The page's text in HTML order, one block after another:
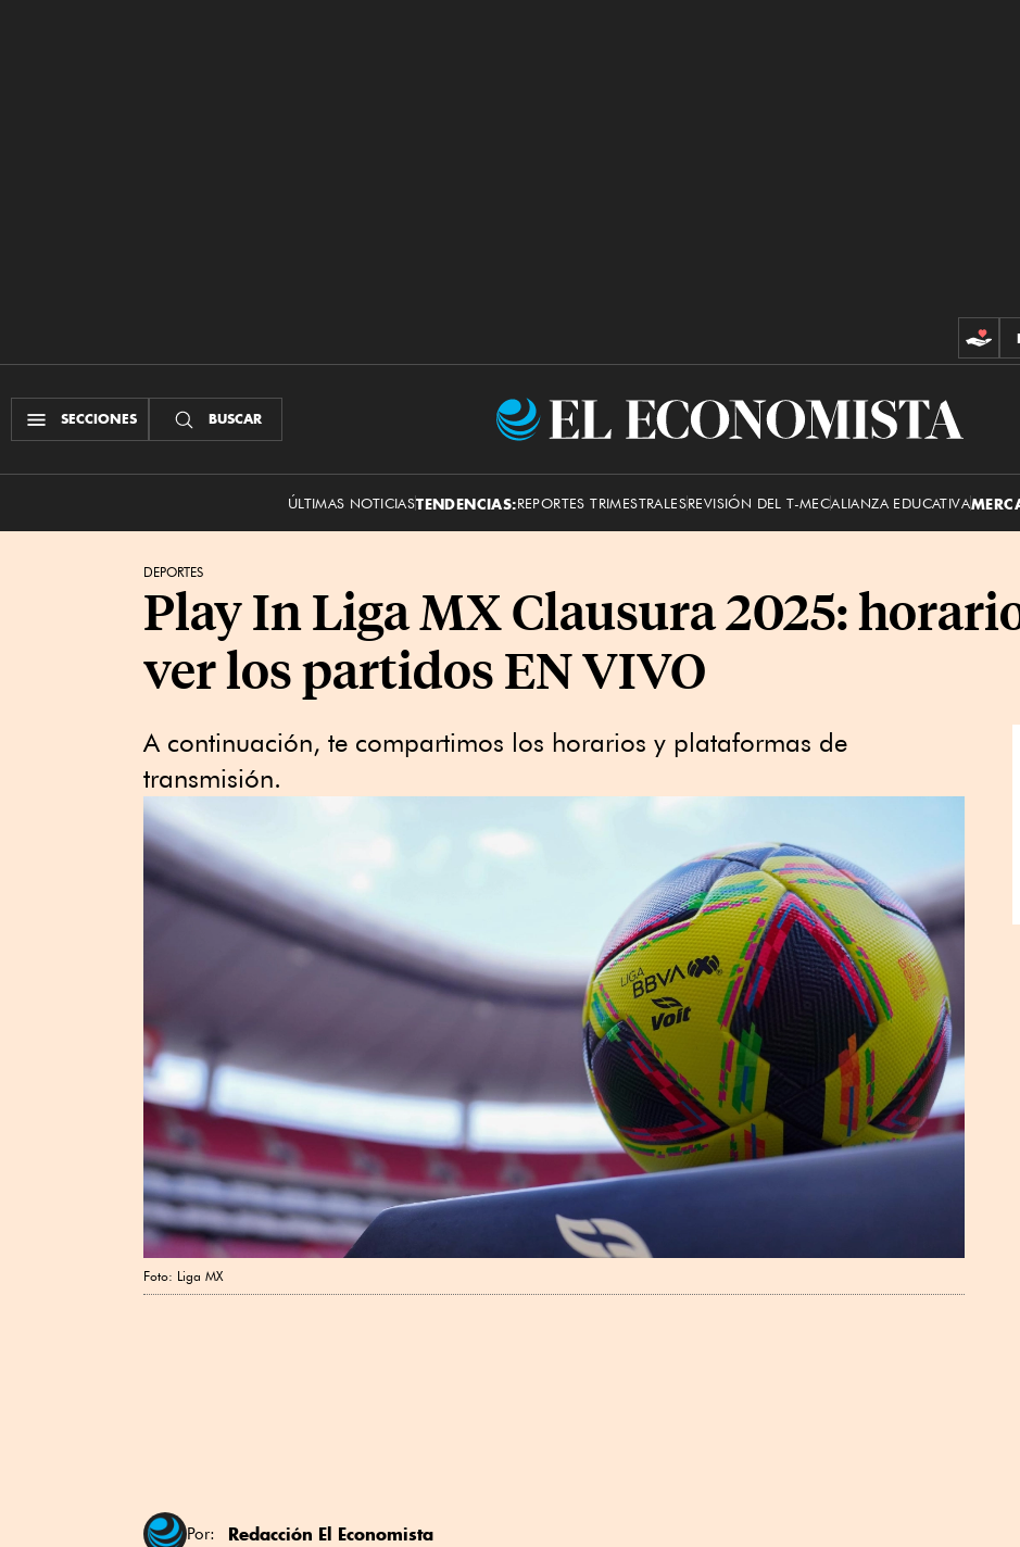
SECCIONES BUSCAR
El
ÚLTIMAS NOTICIASTENDENCIAS:REPORTES TRIMESTRALESREVISIÓN DEL T-MECALIANZA EDUCATIVA
DEPORTES
Play In Liga MX Clausura 2025:
ver los partidos EN VIVO
A continuación, te compartimos los horarios y plataformas de
transmisión.
Foto: Liga MX
Por: Redacción El Economista